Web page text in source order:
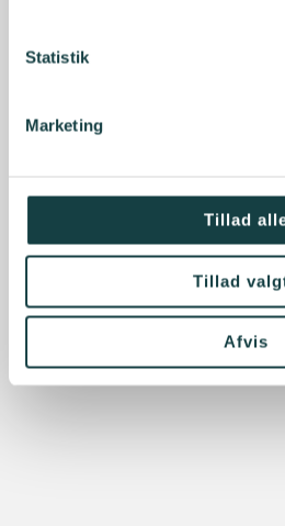
Statistik
Marketing
Tillad
Tillad
Afvis